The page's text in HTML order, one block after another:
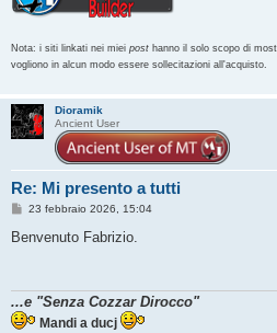
Nota: i siti linkati nei miei post hanno il solo scopo di
vogliono in alcun modo essere sollecitazioni all'acquisto.
Dioramik
Ancient User
Re: Mi presento a tutti
M
s
i
o
23 febbraio 2026, 15:04
Benvenuto Fabrizio.
...e "Senza Cozzar Dirocco"
Mandi a ducj